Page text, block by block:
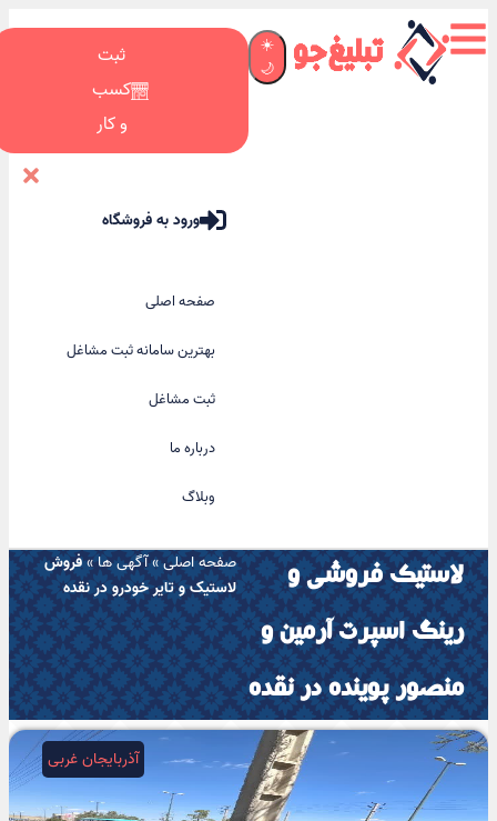
☀️
🌙
ثبت
کسب
و کار
ورود به فروشگاه
صفحه اصلی
بهترین سامانه ثبت مشاغل
ثبت مشاغل
درباره ما
وبلاگ
لاستیک فروشی و
رینگ اسپرت آرمین و
منصور پوینده در نقده
صفحه اصلی»آگهی ها»فروش
لاستیک و تایر خودرو در نقده
آذربایجان غربی